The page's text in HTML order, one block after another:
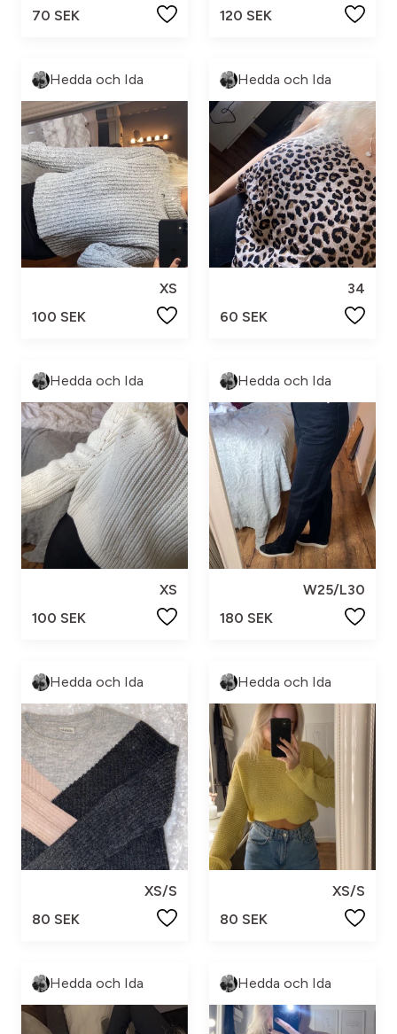
70 SEK 120 SEK
Hedda och Ida
XS
100 SEK
Hedda och Ida
34
60 SEK
Hedda och Ida
XS
100 SEK
Hedda och Ida
W25/L30
180 SEK
Hedda och Ida
XS/S
80 SEK
Hedda och Ida
XS/S
80 SEK
Hedda och Ida Hedda och Ida